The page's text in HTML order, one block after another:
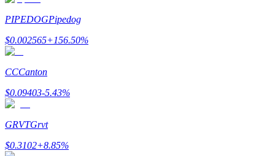
Gagner
PIPEDOGPipedog
$0.002565+156.50%
CCCanton
$0.09403-5.43%
GRVTGrvt
$0.3102+8.85%